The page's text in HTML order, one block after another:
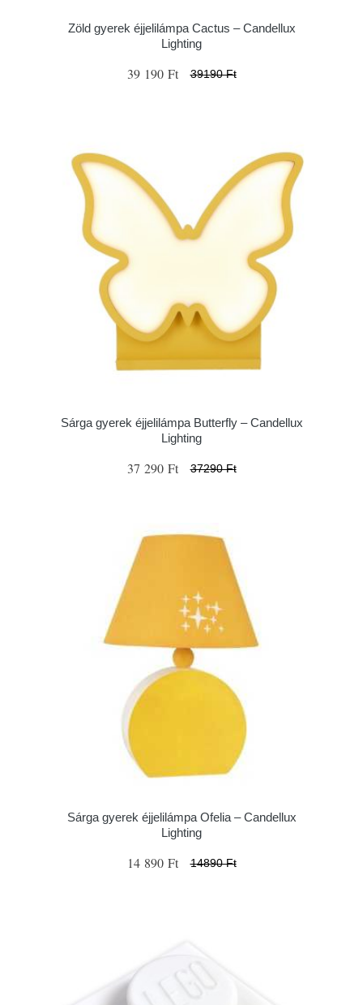
Zöld gyerek éjjelilámpa Cactus – Candellux
Lighting
39 190 Ft 39190 Ft
Sárga gyerek éjjelilámpa Butterfly – Candellux
Lighting
37 290 Ft 37290 Ft
Sárga gyerek éjjelilámpa Ofelia – Candellux
Lighting
14 890 Ft 14890 Ft